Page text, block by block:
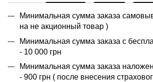
Минимальная сумма заказа
на не акционный товар )
Минимальная сумма заказа с
- 10 000 грн
Минимальная сумма заказа
- 900 грн ( после внесения